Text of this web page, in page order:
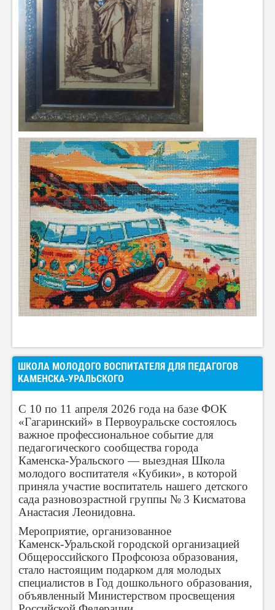
ШКОЛА МОЛОДОГО ВОСПИТАТЕЛЯ ДЛЯ ПЕДАГОГОВ
КАМЕНСКА‑УРАЛЬСКОГО
С 10 по 11 апреля 2026 года на базе ФОК
«Гагаринский» в Первоуральске состоялось
важное профессиональное событие для
педагогического сообщества города
Каменска‑Уральского — выездная Школа
молодого воспитателя «Кубики», в которой
приняла участие воспитатель нашего детского
сада разновозрастной группы № 3 Кисматова
Анастасия Леонидовна.
Мероприятие, организованное
Каменск‑Уральской городской организацией
Общероссийского Профсоюза образования,
стало настоящим подарком для молодых
специалистов в Год дошкольного образования,
объявленный Министерством просвещения